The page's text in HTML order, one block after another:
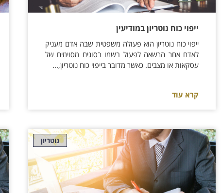
ייפוי כוח נוטריון במודיעין
ייפוי כוח נוטריון הוא פעולה משפטית שבה אדם מעניק
לאדם אחר הרשאה לפעול בשמו בסוגים מסוימים של
עסקאות או מצבים. כאשר מדובר בייפוי כוח נוטריון,...
קרא עוד
נוטריון